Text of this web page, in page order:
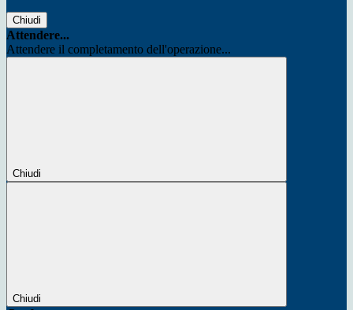
Chiudi
Attendere...
Attendere il completamento dell'operazione...
Chiudi
Chiudi